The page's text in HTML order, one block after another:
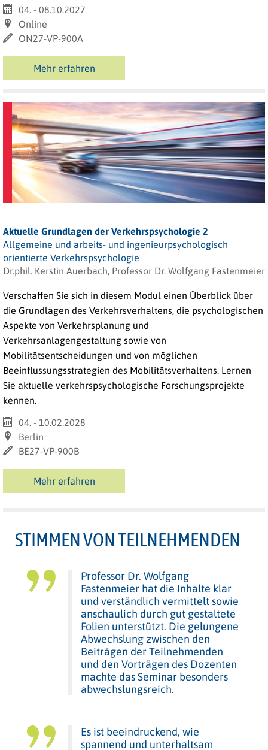
04. - 08.10.2027
Online
ON27-VP-900A
Mehr erfahren
Aktuelle Grundlagen der Verkehrspsychologie 2
Allgemeine und arbeits- und ingenieurpsychologisch
orientierte Verkehrspsychologie
Dr.phil. Kerstin Auerbach, Professor Dr. Wolfgang Fastenmeier
Verschaffen Sie sich in diesem Modul einen Überblick über
die Grundlagen des Verkehrsverhaltens, die psychologischen
Aspekte von Verkehrsplanung und
Verkehrsanlagengestaltung sowie von
Mobilitätsentscheidungen und von möglichen
Beeinflussungsstrategien des Mobilitätsverhaltens. Lernen
Sie aktuelle verkehrspsychologische Forschungsprojekte
kennen.
04. - 10.02.2028
Berlin
BE27-VP-900B
Mehr erfahren
STIMMEN VON TEILNEHMENDEN
Professor Dr. Wolfgang
Fastenmeier hat die Inhalte klar
und verständlich vermittelt sowie
anschaulich durch gut gestaltete
Folien unterstützt. Die gelungene
Abwechslung zwischen den
Beiträgen der Teilnehmenden
und den Vorträgen des Dozenten
machte das Seminar besonders
abwechslungsreich.
Es ist beeindruckend, wie
spannend und unterhaltsam